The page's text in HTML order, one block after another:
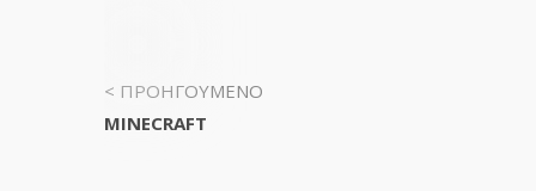
< ΠΡΟΗΓΟΥΜΕΝΟ
MINECRAFT